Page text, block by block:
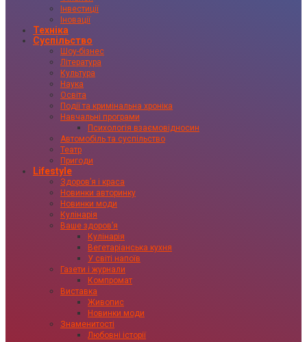
Інвестиції
Іновації
Техніка
Суспільство
Шоу-бізнес
Література
Культура
Наука
Освіта
Події та кримінальна хроніка
Навчальні програми
Психологія взаємовідносин
Автомобіль та суспільство
Театр
Пригоди
Lifestyle
Здоровʼя і краса
Новинки авторинку
Новинки моди
Кулінарія
Ваше здоровʼя
Кулінарія
Вегетаріанська кухня
У світі напоїв
Газети і журнали
Компромат
Виставка
Живопис
Новинки моди
Знаменитості
Любовні історії